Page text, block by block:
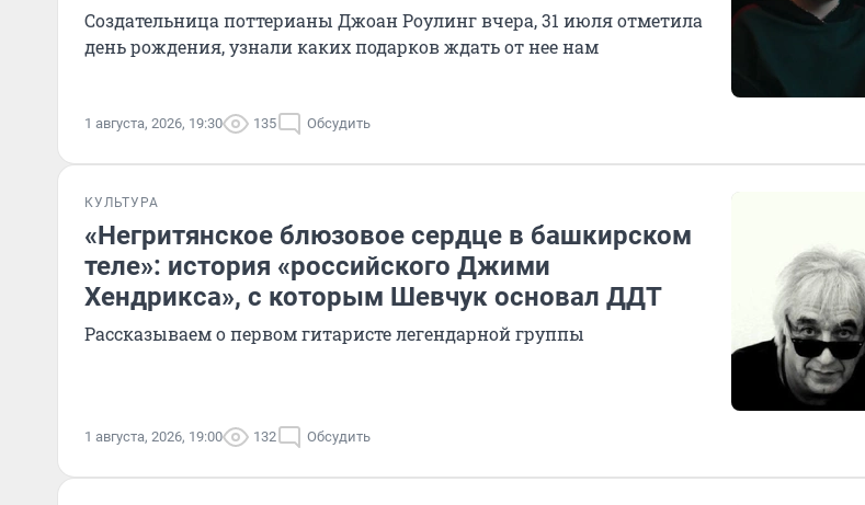
Создательница поттерианы Джоан Роулинг вчера, 31 июля отметила
день рождения, узнали каких подарков ждать от нее нам
1 августа, 2026, 19:30 135 Обсудить
КУЛЬТУРА
«Негритянское блюзовое сердце в башкирском
теле»: история «российского Джими
Хендрикса», с которым Шевчук основал ДДТ
Рассказываем о первом гитаристе легендарной группы
1 августа, 2026, 19:00 132 Обсудить